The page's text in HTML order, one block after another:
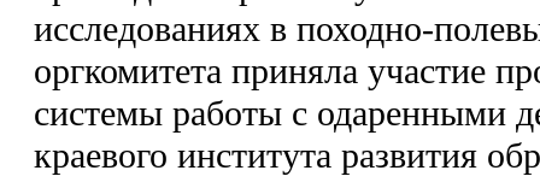
исследованиях в походно-
оргкомитета приняла участие
системы работы с одаренными
краевого института развития